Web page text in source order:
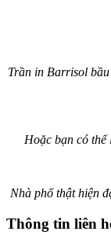
Trần in Barrisol
Hoặc bạn có
Nhà phố thật hiện
Thông tin liên